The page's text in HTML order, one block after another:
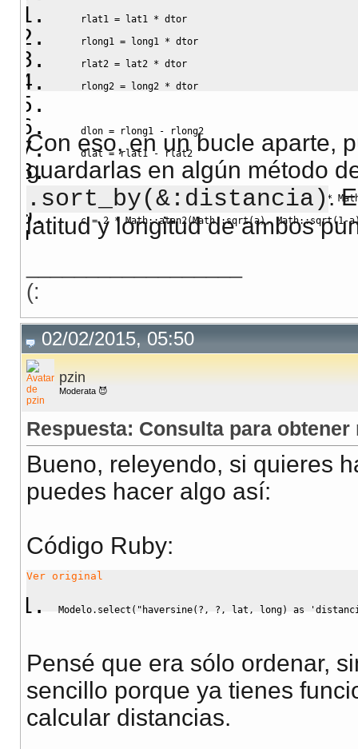
rlat1 = lat1 * dtor
rlong1 = long1 * dtor
rlat2 = lat2 * dtor
rlong2 = long2 * dtor
dlon = rlong1 - rlong2
dlat = rlat1 - rlat2
a = Math ::sin (dlat /2) ** + Math ::cos( rlat1 *
c = 2 * Math::atan2(Math::sqrt(a), Math::sqrt (1-a
Con eso, en un bucle aparte,
guardarlas en algún método
.sort_by(&:distancia).
latitud y longitud de ambos
(:
02/02/2015, 05:50
pzin
Moderata 😈
Respuesta: Consulta para
Bueno, releyendo, si quieres
puedes hacer algo así:
Código Ruby:
Ver original
Modelo. select( "haversine(?, ?, lat, long) as
Pensé que era sólo ordenar,
sencillo porque ya tienes
calcular distancias.